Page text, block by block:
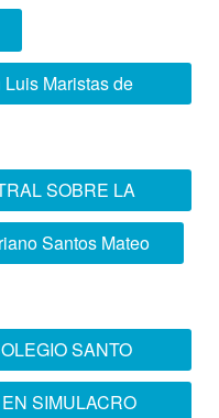
Maristas de
SOBRE LA
Santos Mateo
SANTO
SIMULACRO